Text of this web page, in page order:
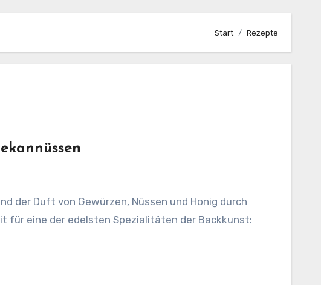
Start Rezepte
der Duft von Gewürzen, Nüssen und Honig durch
für eine der edelsten Spezialitäten der Backkunst: